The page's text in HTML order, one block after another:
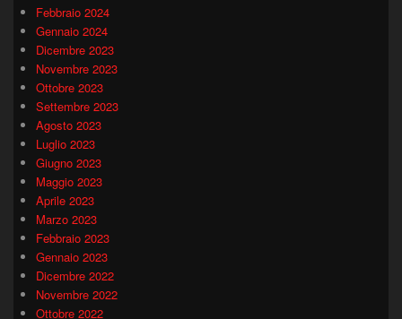
Febbraio 2024
Gennaio 2024
Dicembre 2023
Novembre 2023
Ottobre 2023
Settembre 2023
Agosto 2023
Luglio 2023
Giugno 2023
Maggio 2023
Aprile 2023
Marzo 2023
Febbraio 2023
Gennaio 2023
Dicembre 2022
Novembre 2022
Ottobre 2022